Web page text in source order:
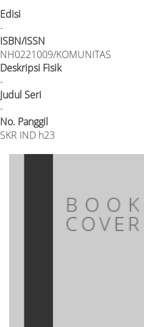
Edisi
-
ISBN/ISSN
NH0221009/KOMUNITAS
Deskripsi Fisik
-
Judul Seri
-
No. Panggil
SKR IND h23